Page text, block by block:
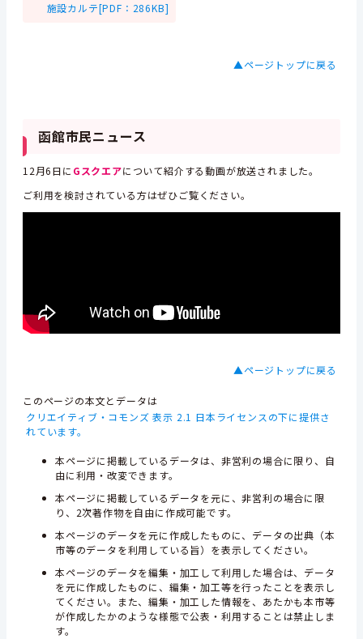
施設カルテ[PDF：286KB]
▲ページトップに戻る
函館市民ニュース
12月6日に Gスクエアについて紹介する動画が放送されました。
ご利用を検討されている方はぜひご覧ください。
▲ページトップに戻る
このページの本文とデータは
クリエイティブ・コモンズ 表示 2.1 日本ライセンスの下に提供さ
れています。
本ページに掲載しているデータは、非営利の場合に限り、自
由に利用・改変できます。
本ページに掲載しているデータを元に、非営利の場合に限
り、2次著作物を自由に作成可能です。
本ページのデータを元に作成したものに、データの出典（本
市等のデータを利用している旨）を表示してください。
本ページのデータを編集・加工して利用した場合は、データ
を元に作成したものに、編集・加工等を行ったことを表示し
てください。また、編集・加工した情報を、あたかも本市等
が作成したかのような様態で公表・利用することは禁止しま
す。